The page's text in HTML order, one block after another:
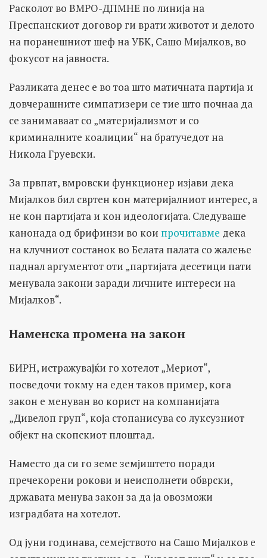
Расколот во ВМРО-ДПМНЕ по линија на
Преспанскиот договор ги врати животот и делото
на поранешниот шеф на УБК, Сашо Мијалков, во
фокусот на јавноста.
Разликата денес е во тоа што матичната партија и
довчерашните симпатизери се тие што почнаа да
се занимаваат со „материјализмот и со
криминалните коалиции“ на братучедот на
Никола Груевски.
За првпат, вмровски функционер изјави дека
Мијалков бил свртен кон материјалниот интерес, а
не кон партијата и кон идеологијата. Следуваше
канонада од брифинзи во кои прочитавме дека
на клучниот состанок во Белата палата со жалење
паднал аргументот оти „партијата десетици пати
менувала закони заради личните интереси на
Мијалков“.
Наменска промена на закон
БИРН, истражувајќи го хотелот „Мериот“,
посведочи токму на еден таков пример, кога
закон е менуван во корист на компанијата
„Дивелоп груп“, која стопанисува со луксузниот
објект на скопскиот плоштад.
Наместо да си го земе земјиштето поради
пречекорени рокови и неисполнети обврски,
државата менува закон за да ја овозможи
изградбата на хотелот.
Од јуни годинава, семејството на Сашо Мијалков е